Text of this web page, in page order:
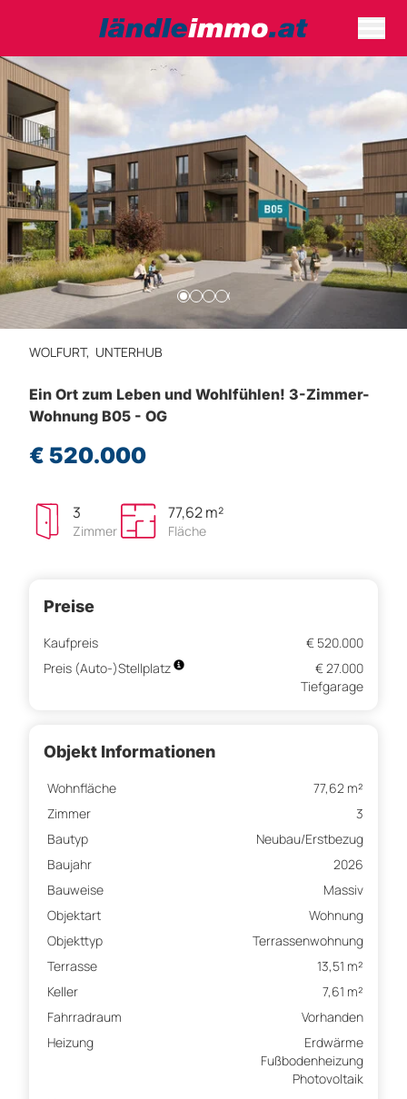
WOLFURT, UNTERHUB
Ein Ort zum Leben und Wohlfühlen! 3-Zimmer-
Wohnung B05 - OG
€ 520.000
3
Zimmer
77,62 m²
Fläche
Preise
Kaufpreis
€ 520.000
Preis (Auto-)Stellplatz
€ 27.000
Tiefgarage
Objekt Informationen
Wohnfläche
77,62 m²
Zimmer
3
Bautyp
Neubau/Erstbezug
Baujahr
2026
Bauweise
Massiv
Objektart
Wohnung
Objekttyp
Terrassenwohnung
Terrasse
13,51 m²
Keller
7,61 m²
Fahrradraum
Vorhanden
Heizung
Erdwärme
Fußbodenheizung
Photovoltaik